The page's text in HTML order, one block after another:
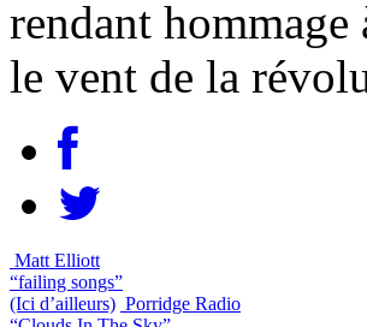
rendant hommage
le vent de la
Matt Elliott
“failing songs”
(Ici d’ailleurs) Porridge Radio